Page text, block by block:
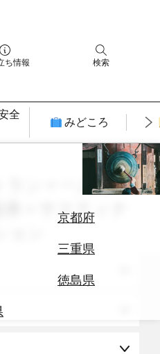
ち情報 検索
全
みどころ
京都府
三重県
徳島県
ラン × 一人旅 × 4
× サスティナ